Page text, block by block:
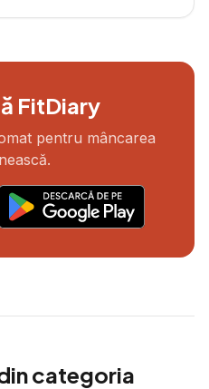
FitDiary
pentru mâncarea
categoria